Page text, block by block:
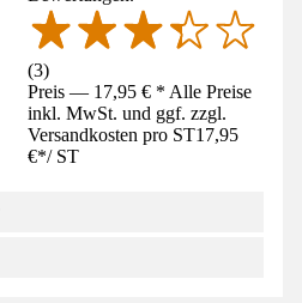
(3)
Preis — 17,95 € * Alle Preise
inkl. MwSt. und ggf. zzgl.
Versandkosten pro ST17,95
€*/ ST